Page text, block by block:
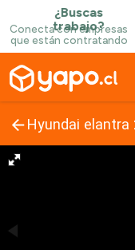
Hyundai elantra